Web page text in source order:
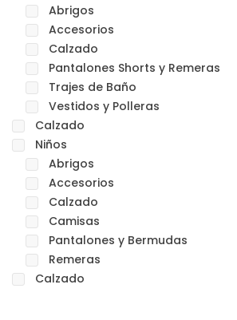
Abrigos
Accesorios
Calzado
Pantalones Shorts y Remeras
Trajes de Baño
Vestidos y Polleras
Calzado
Niños
Abrigos
Accesorios
Calzado
Camisas
Pantalones y Bermudas
Remeras
Calzado